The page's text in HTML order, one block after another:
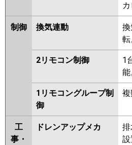
カ
制御 換気連動
転
2リモコン制御
1
能
1リモコングループ制
御
複
工
事・
ドレンアップメカ
排
設